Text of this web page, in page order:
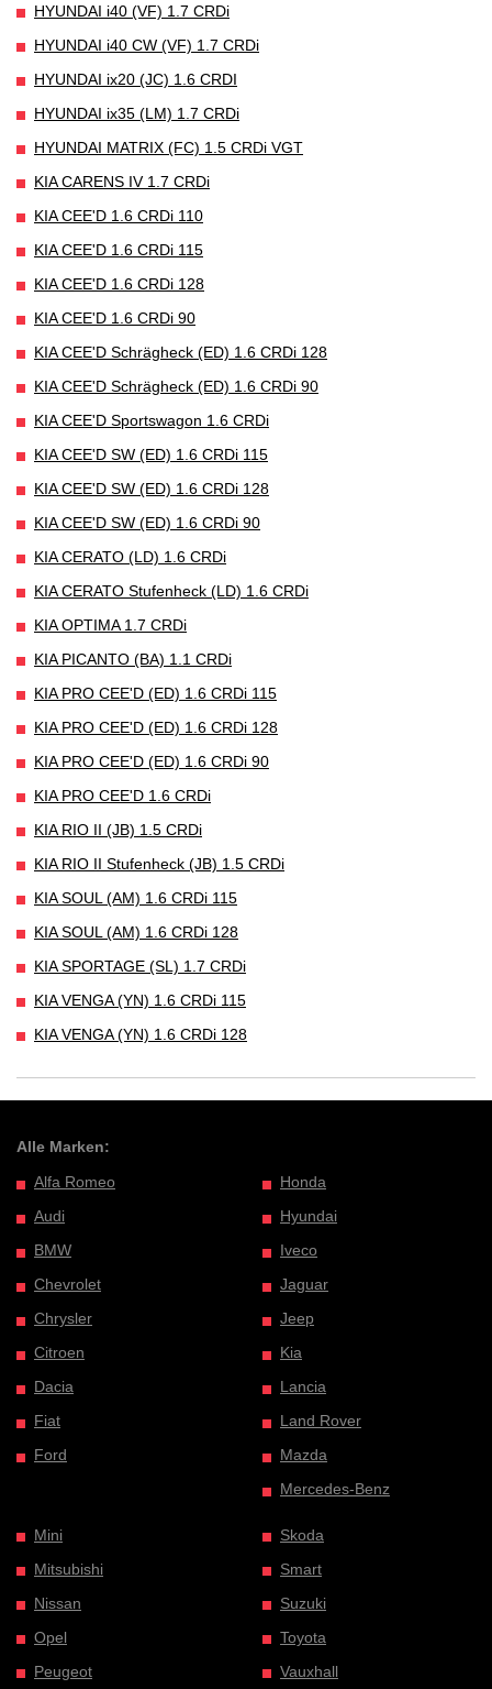
HYUNDAI i40 (VF) 1.7 CRDi
HYUNDAI i40 CW (VF) 1.7 CRDi
HYUNDAI ix20 (JC) 1.6 CRDI
HYUNDAI ix35 (LM) 1.7 CRDi
HYUNDAI MATRIX (FC) 1.5 CRDi VGT
KIA CARENS IV 1.7 CRDi
KIA CEE'D 1.6 CRDi 110
KIA CEE'D 1.6 CRDi 115
KIA CEE'D 1.6 CRDi 128
KIA CEE'D 1.6 CRDi 90
KIA CEE'D Schrägheck (ED) 1.6 CRDi 128
KIA CEE'D Schrägheck (ED) 1.6 CRDi 90
KIA CEE'D Sportswagon 1.6 CRDi
KIA CEE'D SW (ED) 1.6 CRDi 115
KIA CEE'D SW (ED) 1.6 CRDi 128
KIA CEE'D SW (ED) 1.6 CRDi 90
KIA CERATO (LD) 1.6 CRDi
KIA CERATO Stufenheck (LD) 1.6 CRDi
KIA OPTIMA 1.7 CRDi
KIA PICANTO (BA) 1.1 CRDi
KIA PRO CEE'D (ED) 1.6 CRDi 115
KIA PRO CEE'D (ED) 1.6 CRDi 128
KIA PRO CEE'D (ED) 1.6 CRDi 90
KIA PRO CEE'D 1.6 CRDi
KIA RIO II (JB) 1.5 CRDi
KIA RIO II Stufenheck (JB) 1.5 CRDi
KIA SOUL (AM) 1.6 CRDi 115
KIA SOUL (AM) 1.6 CRDi 128
KIA SPORTAGE (SL) 1.7 CRDi
KIA VENGA (YN) 1.6 CRDi 115
KIA VENGA (YN) 1.6 CRDi 128
Alle Marken:
Alfa Romeo
Audi
BMW
Chevrolet
Chrysler
Citroen
Dacia
Fiat
Ford
Honda
Hyundai
Iveco
Jaguar
Jeep
Kia
Lancia
Land Rover
Mazda
Mercedes-Benz
Mini
Mitsubishi
Nissan
Opel
Peugeot
Skoda
Smart
Suzuki
Toyota
Vauxhall